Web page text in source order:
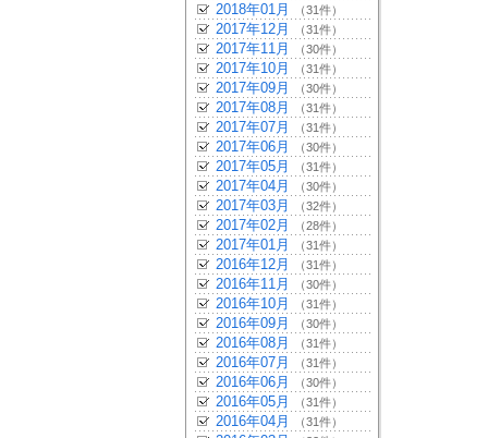
2018年01月 （31件）
2017年12月 （31件）
2017年11月 （30件）
2017年10月 （31件）
2017年09月 （30件）
2017年08月 （31件）
2017年07月 （31件）
2017年06月 （30件）
2017年05月 （31件）
2017年04月 （30件）
2017年03月 （32件）
2017年02月 （28件）
2017年01月 （31件）
2016年12月 （31件）
2016年11月 （30件）
2016年10月 （31件）
2016年09月 （30件）
2016年08月 （31件）
2016年07月 （31件）
2016年06月 （30件）
2016年05月 （31件）
2016年04月 （31件）